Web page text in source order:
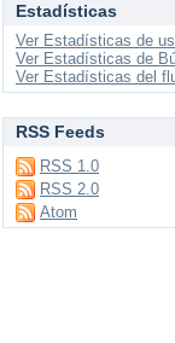
Estadísticas
Ver Estadísticas de
Ver Estadísticas de
Ver Estadísticas del
RSS Feeds
RSS 1.0
RSS 2.0
Atom